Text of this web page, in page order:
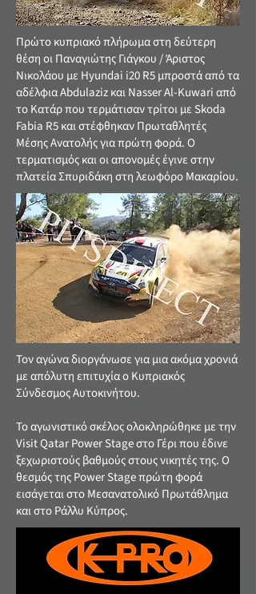
Πρώτο κυπριακό πλήρωμα στη δεύτερη
θέση οι Παναγιώτης Γιάγκου / Άριστος
Νικολάου με Hyundai i20 R5 μπροστά από τα
αδέλφια Abdulaziz και Nasser Al-Kuwari από
το Κατάρ που τερμάτισαν τρίτοι με Skoda
Fabia R5 και στέφθηκαν Πρωταθλητές
Μέσης Ανατολής για πρώτη φορά. Ο
τερματισμός και οι απονομές έγινε στην
πλατεία Σπυριδάκη στη λεωφόρο Μακαρίου.
Τον αγώνα διοργάνωσε για μια ακόμα χρονιά
με απόλυτη επιτυχία ο Κυπριακός
Σύνδεσμος Αυτοκινήτου.
Το αγωνιστικό σκέλος ολοκληρώθηκε με την
Visit Qatar Power Stage στο Γέρι που έδινε
ξεχωριστούς βαθμούς στους νικητές της. Ο
θεσμός της Power Stage πρώτη φορά
εισάγεται στο Μεσανατολικό Πρωτάθλημα
και στο Ράλλυ Κύπρος.